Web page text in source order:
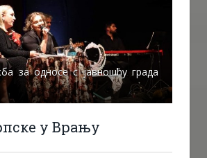
за односе с јавношћу града
у Врању